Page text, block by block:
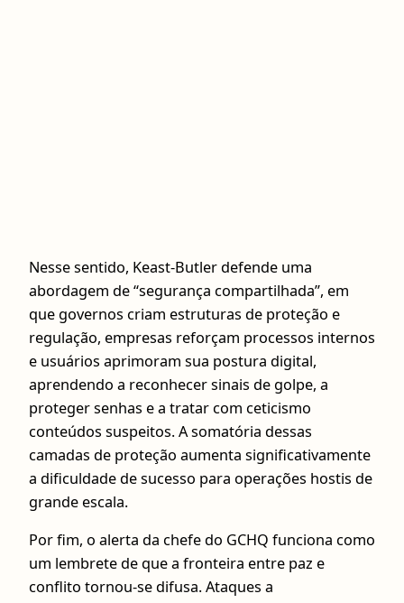
Nesse sentido, Keast-Butler defende uma
abordagem de “segurança compartilhada”, em
que governos criam estruturas de proteção e
regulação, empresas reforçam processos internos
e usuários aprimoram sua postura digital,
aprendendo a reconhecer sinais de golpe, a
proteger senhas e a tratar com ceticismo
conteúdos suspeitos. A somatória dessas
camadas de proteção aumenta significativamente
a dificuldade de sucesso para operações hostis de
grande escala.
Por fim, o alerta da chefe do GCHQ funciona como
um lembrete de que a fronteira entre paz e
conflito tornou-se difusa. Ataques a